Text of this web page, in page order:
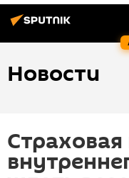
Новости